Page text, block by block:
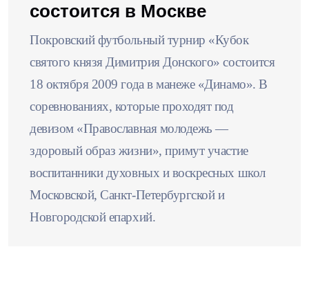
состоится в Москве
Покровский футбольный турнир «Кубок
святого князя Димитрия Донского» состоится
18 октября 2009 года в манеже «Динамо». В
соревнованиях, которые проходят под
девизом «Православная молодежь —
здоровый образ жизни», примут участие
воспитанники духовных и воскресных школ
Московской, Санкт-Петербургской и
Новгородской епархий.